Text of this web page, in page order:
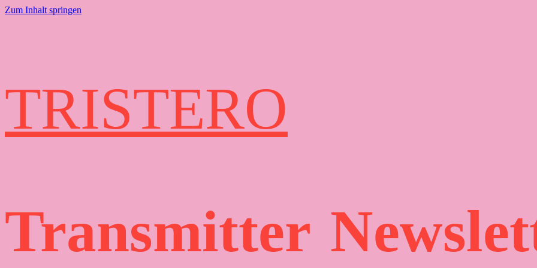
Zum Inhalt springen
TRISTERO
Transmitter